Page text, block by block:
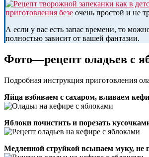
приготовления безе очень простой и не
А если у вас есть запас времени, то
полностью зависит от вашей фантазии.
Фото—рецепт оладьев с
Подробная инструкция приготовления
Яйца взбиваем с сахаром, вливаем
Яблоки почистить и порезать
Медленной струйкой всыпаем муку, не